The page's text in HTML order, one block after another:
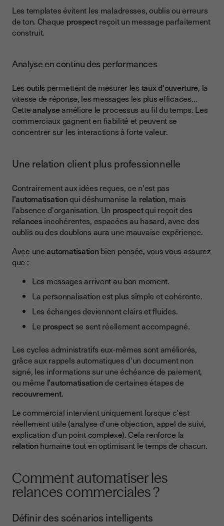
Les templates évitent les maladresses, oublis ou erreurs
de ton. Chaque prospectreçoit un message parfaitement
construit.
Analyse en continu des performances
Les outils permettent de mesurer les taux d'ouverture, la
vitesse de réponse, les messages les plus efficaces…
Cetteanalyseaméliore le processus au fil du temps. Les
commerciaux gagnent en fiabilité et peuvent se
concentrer sur les interactions à forte valeur.
Une relation client plus professionnelle
Contrairement aux idées reçues, ce n'est pas
l'automatisationqui déshumanise la relation, mais
l'absence d'organisation. Un prospectqui reçoit des
relancesincohérentes, espacées au hasard, avec des
oublis ou des doublons aura une mauvaise expérience.
Avec uneautomatisationbien pensée, vous vous assurez
que :
Les messages arrivent au bon moment.
La personnalisation est plus simple et cohérente.
Les échanges deviennent clairs et fluides.
Le prospectse sent réellement accompagné.
Les cycles administratifs eux-mêmes sont améliorés,
grâce aux rappels automatiques d'un document non
signé, les informations sur une échéance de paiement,
ou même l'automatisationde certaines étapes de
recouvrement.
Le commercial intervient uniquement lorsque c'est
réellement utile (analyse d'une objection, appel de suivi,
explication d'un point complexe). Cela renforce la
relationhumaine tout en optimisant le temps de chacun.
Comment automatiser les
relances commerciales ?
Définir des scénarios intelligents